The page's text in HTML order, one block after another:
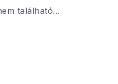
található...